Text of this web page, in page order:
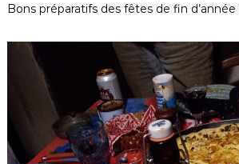
Bons préparatifs des fêtes de fin